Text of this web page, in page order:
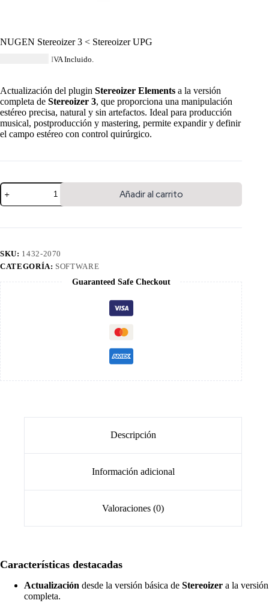
NUGEN Stereoizer 3 < Stereoizer UPG
IVA Incluido.
Actualización del plugin Stereoizer Elements a la versión
completa de Stereoizer 3, que proporciona una manipulación
estéreo precisa, natural y sin artefactos. Ideal para producción
musical, postproducción y mastering, permite expandir y definir
el campo estéreo con control quirúrgico.
Añadir al carrito
SKU: 1432-2070
CATEGORÍA: SOFTWARE
Guaranteed Safe Checkout
Descripción
Información adicional
Valoraciones (0)
Características destacadas
Actualización desde la versión básica de Stereoizer a la versión
completa.